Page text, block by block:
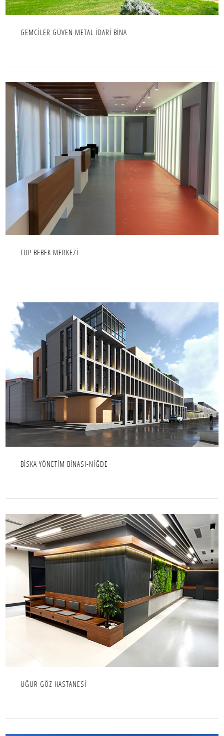
GEMCİLER GÜVEN METAL İDARİ BİNA
TÜP BEBEK MERKEZİ
İÇ MEKAN,IC MEKAN,PROJE
TÜP BEBEK MERKEZİ
BİSKA YÖNETİM BİNASI-NİĞDE
İÇ MEKAN,IC MEKAN,OFIS
BİSKA YÖNETİM BİNASI-NİĞDE
UĞUR GÖZ HASTANESİ
İÇ MEKAN,IC MEKAN,PROJE
UĞUR GÖZ HASTANESİ